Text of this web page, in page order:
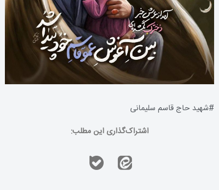
#شهید حاج قاسم سلیمانی
اشتراک‌گذاری این مطلب: